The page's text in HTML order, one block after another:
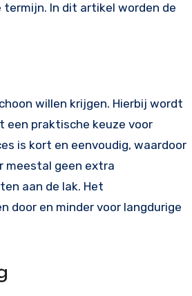
In dit artikel worden de
willen krijgen. Hierbij wordt
een praktische keuze voor
is kort en eenvoudig, waardoor
meestal geen extra
aan de lak. Het
door en minder voor langdurige